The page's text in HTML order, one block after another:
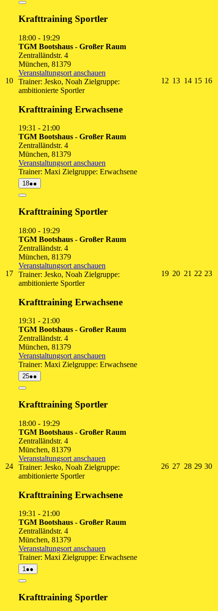
1010.
August
Close
Krafttraining Sportler
18:00 - 19:29
TGM Bootshaus - Großer Raum
Zentralländstr. 4
München, 81379
Veranstaltungsort anschauen
Trainer: Jesko, Noah Zielgruppe:
ambitionierte Sportler
Krafttraining Erwachsene
19:31 - 21:00
TGM Bootshaus - Großer Raum
Zentralländstr. 4
München, 81379
Veranstaltungsort anschauen
Trainer: Maxi Zielgruppe: Erwachsene
12 12.
1313.
1414.
1515.
16
1717.
August
1818.
August
●●
Veranstaltungen)
Close
Krafttraining Sportler
18:00 - 19:29
TGM Bootshaus - Großer Raum
Zentralländstr. 4
München, 81379
Veranstaltungsort anschauen
Trainer: Jesko, Noah Zielgruppe:
ambitionierte Sportler
Krafttraining Erwachsene
19:31 - 21:00
TGM Bootshaus - Großer Raum
Zentralländstr. 4
München, 81379
Veranstaltungsort anschauen
Trainer: Maxi Zielgruppe: Erwachsene
1919.
2020.
21 21.
22 22.
23
2424.
August
2525.
August
●●
Veranstaltungen)
Close
Krafttraining Sportler
18:00 - 19:29
TGM Bootshaus - Großer Raum
Zentralländstr. 4
München, 81379
Veranstaltungsort anschauen
Trainer: Jesko, Noah Zielgruppe:
ambitionierte Sportler
Krafttraining Erwachsene
19:31 - 21:00
TGM Bootshaus - Großer Raum
Zentralländstr. 4
München, 81379
Veranstaltungsort anschauen
Trainer: Maxi Zielgruppe: Erwachsene
2626.
2727.
2828.
2929.
30
11.
September
2026
●●
Veranstaltungen)
Close
Krafttraining Sportler